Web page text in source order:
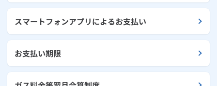
スマートフォンアプリによるお支払い
お支払い期限